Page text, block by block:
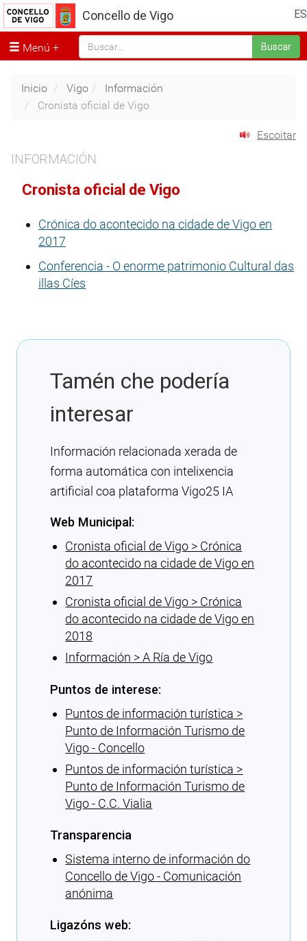
ES
Concello de Vigo
Menú Buscar
Inicio Vigo
Información
Cronista oficial de Vigo
Escoitar
INFORMACIÓN
Cronista oficial de Vigo
Crónica do acontecido na cidade de Vigo en
2017
Conferencia - O enorme patrimonio Cultural das
illas Cíes
Tamén che podería
interesar
Información relacionada xerada de
forma automática con intelixencia
artificial coa plataforma Vigo25 IA
Web Municipal:
Cronista oficial de Vigo > Crónica
do acontecido na cidade de Vigo en
2017
Cronista oficial de Vigo > Crónica
do acontecido na cidade de Vigo en
2018
Información > A Ría de Vigo
Puntos de interese:
Puntos de información turística >
Punto de Información Turismo de
Vigo - Concello
Puntos de información turística >
Punto de Información Turismo de
Vigo - C.C. Vialia
Transparencia
Sistema interno de información do
Concello de Vigo - Comunicación
anónima
Ligazóns web: